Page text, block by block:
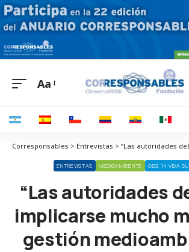
Aa
ENTREVISTAS MEDIOAMBIENTE ODS 14 VIDA
“Las autoridades
implicarse mucho
gestión